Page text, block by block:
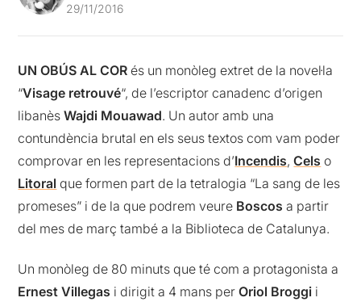
29/11/2016
UN OBÚS AL COR és un monòleg extret de la novel·la
“Visage retrouvé“, de l’escriptor canadenc d’origen
libanèsWajdi Mouawad. Un autor amb una
contundència brutal en els seus textos com vam poder
comprovar en les representacions d’Incendis,Cels o
Litoral que formen part de la tetralogia “La sang de les
promeses” i de la que podrem veure Boscos a partir
del mes de març també a la Biblioteca de Catalunya.
Un monòleg de 80 minuts que té com a protagonista a
Ernest Villegas i dirigit a 4 mans perOriol Broggi i